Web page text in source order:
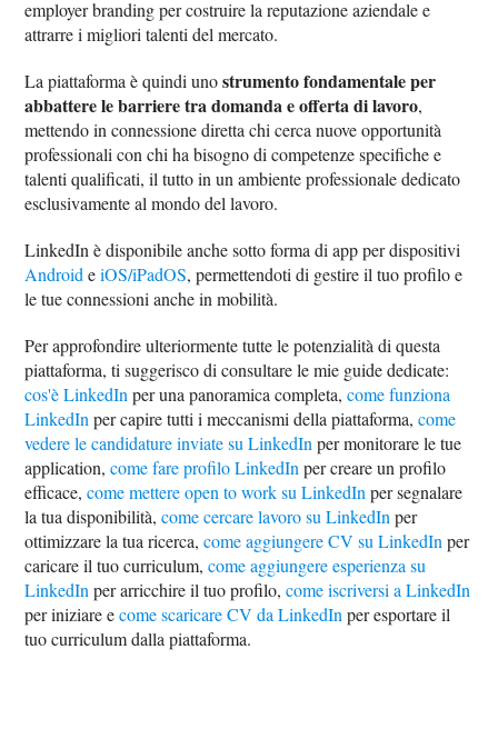
employer branding per costruire la reputazione aziendale e
attrarre i migliori talenti del mercato.
La piattaforma è quindi unostrumento fondamentale per
abbattere le barriere tra domanda e offerta di lavoro,
mettendo in connessione diretta chi cerca nuove opportunità
professionali con chi ha bisogno di competenze specifiche e
talenti qualificati, il tutto in un ambiente professionale dedicato
esclusivamente al mondo del lavoro.
LinkedIn è disponibile anche sotto forma di app per dispositivi
Android eiOS/iPadOS, permettendoti di gestire il tuo profilo e
le tue connessioni anche in mobilità.
Per approfondire ulteriormente tutte le potenzialità di questa
piattaforma, ti suggerisco di consultare le mie guide dedicate:
cos'è LinkedIn per una panoramica completa,come funziona
LinkedIn per capire tutti i meccanismi della piattaforma,come
vedere le candidature inviate su LinkedIn per monitorare le tue
application,come fare profilo LinkedIn per creare un profilo
efficace,come mettere open to work su LinkedIn per segnalare
la tua disponibilità,come cercare lavoro su LinkedIn per
ottimizzare la tua ricerca,come aggiungere CV su LinkedIn per
caricare il tuo curriculum,come aggiungere esperienza su
LinkedIn per arricchire il tuo profilo,come iscriversi a LinkedIn
per iniziare ecome scaricare CV da LinkedIn per esportare il
tuo curriculum dalla piattaforma.